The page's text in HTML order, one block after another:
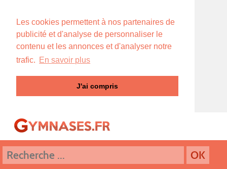
Les cookies permettent à nos partenaires de
publicité et d'analyse de personnaliser le
contenu et les annonces et d'analyser notre
trafic. En savoir plus
J'ai compris